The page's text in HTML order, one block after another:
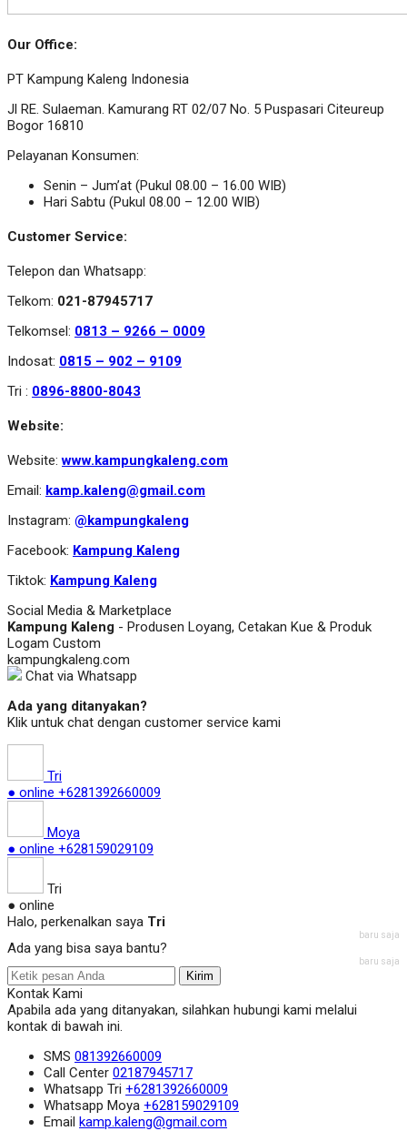
Our Office:
PT Kampung Kaleng Indonesia
Jl RE. Sulaeman. Kamurang RT 02/07 No. 5 Puspasari Citeureup
Bogor 16810
Pelayanan Konsumen:
Senin – Jum’at (Pukul 08.00 – 16.00 WIB)
Hari Sabtu (Pukul 08.00 – 12.00 WIB)
Customer Service:
Telepon dan Whatsapp:
Telkom: 021-87945717
Telkomsel: 0813 – 9266 – 0009
Indosat: 0815 – 902 – 9109
Tri : 0896-8800-8043
Website:
Website:www.kampungkaleng.com
Email: kamp.kaleng@gmail.com
Instagram: @kampungkaleng
Facebook: Kampung Kaleng
Tiktok: Kampung Kaleng
Social Media & Marketplace
Kampung Kaleng - Produsen Loyang, Cetakan Kue & Produk
Logam Custom
kampungkaleng.com
Chat via Whatsapp
Ada yang ditanyakan?
Klik untuk chat dengan customer service kami
Tri
● online +6281392660009
Moya
● online +628159029109
Tri
● online
Halo, perkenalkan saya Tri
baru saja
Ada yang bisa saya bantu?
baru saja
Kirim
Kontak Kami
Apabila ada yang ditanyakan, silahkan hubungi kami melalui
kontak di bawah ini.
SMS 081392660009
Call Center 02187945717
Whatsapp Tri +6281392660009
Whatsapp Moya +628159029109
Email kamp.kaleng@gmail.com